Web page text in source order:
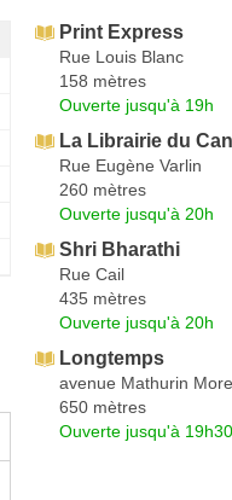
Print Express
Rue Louis Blanc
158 mètres
Ouverte jusqu'à 19h
La Librairie du
Rue Eugène Varlin
260 mètres
Ouverte jusqu'à 20h
Shri Bharathi
Rue Cail
435 mètres
Ouverte jusqu'à 20h
Longtemps
avenue Mathurin
650 mètres
Ouverte jusqu'à 19h30